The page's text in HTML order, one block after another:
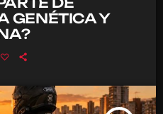
GENÉTICA Y